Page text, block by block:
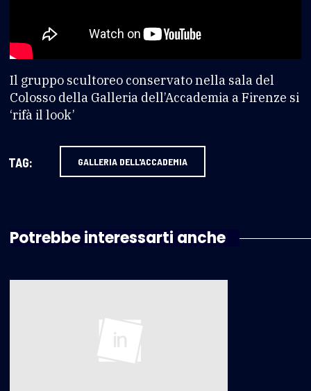
Il gruppo scultoreo conservato nella sala del
Colosso della Galleria dell’Accademia a Firenze si
‘rifà il look’
TAG: GALLERIA DELL'ACCADEMIA
Potrebbe interessarti anche